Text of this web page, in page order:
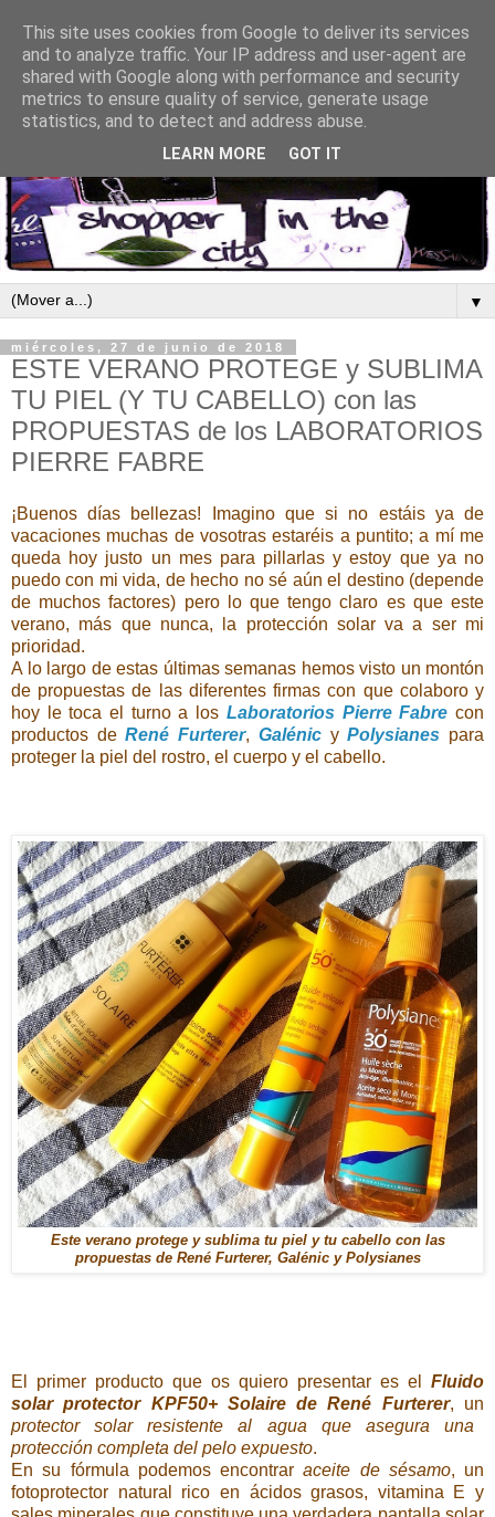
▼
miércoles, 27 de junio de 2018
ESTE VERANO PROTEGE y SUBLIMA
TU PIEL (Y TU CABELLO) con las
PROPUESTAS de los LABORATORIOS
PIERRE FABRE
¡Buenos días bellezas! Imagino que si no estáis ya de
vacaciones muchas de vosotras estaréis a puntito; a mí me
queda hoy justo un mes para pillarlas y estoy que ya no
puedo con mi vida, de hecho no sé aún el destino (depende
de muchos factores) pero lo que tengo claro es que este
verano, más que nunca, la protección solar va a ser mi
prioridad.
A lo largo de estas últimas semanas hemos visto un montón
de propuestas de las diferentes firmas con que colaboro y
hoy le toca el turno a los Laboratorios Pierre Fabre con
productos deRené Furterer, GalénicyPolysianes para
proteger la piel del rostro, el cuerpo y el cabello.
Este verano protege y sublima tu piel y tu cabello con las
propuestas de René Furterer, Galénic y Polysianes
El primer producto que os quiero presentar es el Fluido
solar protector KPF50+ Solaire de René Furterer, un
protector solar resistente al agua que asegura una
protección completa del pelo expuesto.
En su fórmula podemos encontraraceite de sésamo, un
fotoprotector natural rico en ácidos grasos, vitamina E y
This site uses cookies from Google to deliver its services
and to analyze traffic. Your IP address and user-agent are
shared with Google along with performance and security
metrics to ensure quality of service, generate usage
statistics, and to detect and address abuse.
LEARN MORE GOT IT